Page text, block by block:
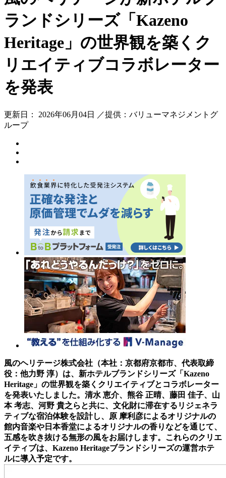
ランドシリーズ「Kazeno
Heritage」の世界観を築くク
リエイティブコラボレーター
を発表
更新日： 2026年06月04日 ／提供：バリューマネジメントグ
ループ
風のヘリテージ株式会社（本社：京都府京都市、代表取締
役：他力野 淳）は、新ホテルブランドシリーズ「Kazeno
Heritage」の世界観を築くクリエイティブとコラボレーター
を発表いたしました。清水 恵介、熊谷 正晴、藤田 佳子、山
本 考志、河野 貴之らと共に、文化財に滞在するリジェネラ
ティブな宿泊体験を設計し、原 摩利彦によるオリジナルの
館内音楽や日本香堂によるオリジナルの香りなどを通じて、
五感を吹き抜ける無形の風をお届けします。これらのクリエ
イティブは、Kazeno Heritageブランドシリーズの運営ホテ
ルに導入予定です。